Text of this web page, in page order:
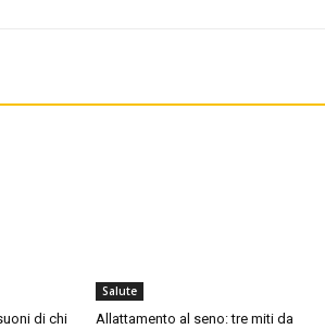
di chi
Salute
Allattamento al seno: tre miti da